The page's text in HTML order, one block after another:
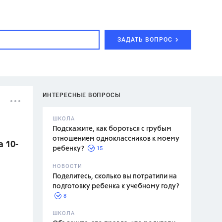
ЗАДАТЬ ВОПРОС
ИНТЕРЕСНЫЕ ВОПРОСЫ
ШКОЛА
Подскажите, как бороться с грубым
отношением одноклассников к моему
ребенку?
15
НОВОСТИ
Поделитесь, сколько вы потратили на
подготовку ребенка к учебному году?
8
ШКОЛА
10-